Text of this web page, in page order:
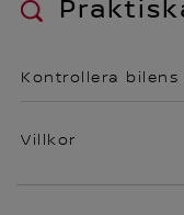
Kontrollera
Villkor